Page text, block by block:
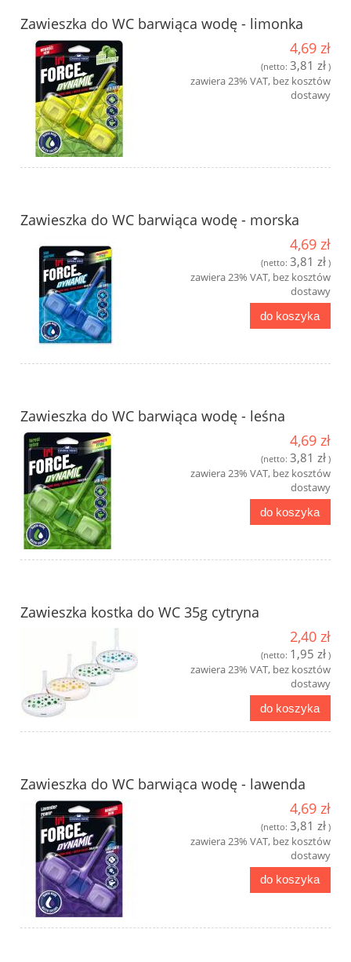
Zawieszka do WC barwiąca wodę - limonka
4,69 zł
(netto: 3,81 zł )
zawiera 23% VAT, bez kosztów
dostawy
Zawieszka do WC barwiąca wodę - morska
4,69 zł
(netto: 3,81 zł )
zawiera 23% VAT, bez kosztów
dostawy
do koszyka
Zawieszka do WC barwiąca wodę - leśna
4,69 zł
(netto: 3,81 zł )
zawiera 23% VAT, bez kosztów
dostawy
do koszyka
Zawieszka kostka do WC 35g cytryna
2,40 zł
(netto: 1,95 zł )
zawiera 23% VAT, bez kosztów
dostawy
do koszyka
Zawieszka do WC barwiąca wodę - lawenda
4,69 zł
(netto: 3,81 zł )
zawiera 23% VAT, bez kosztów
dostawy
do koszyka